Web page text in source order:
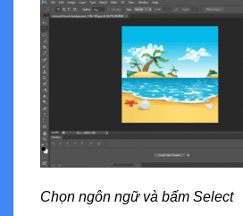
Chọn ngôn ngữ và bấm Select